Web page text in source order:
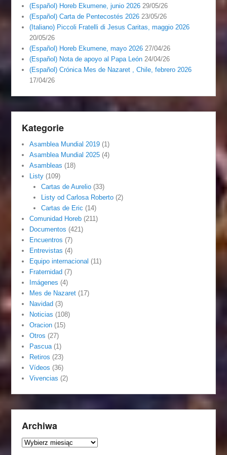
(Español) Horeb Ekumene, junio 2026 29/05/26
(Español) Carta de Pentecostés 2026 23/05/26
(Italiano) Piccoli Fratelli di Jesus Caritas, maggio 2026
20/05/26
(Español) Horeb Ekumene, mayo 2026 27/04/26
(Español) Nota de apoyo al Papa León 24/04/26
(Español) Crónica Mes de Nazaret , Chile, febrero 2026
17/04/26
Kategorie
Asamblea Mundial 2019 (1)
Asamblea Mundial 2025 (4)
Asambleas (18)
Listy (109)
Cartas de Aurelio(33)
Listy od Carlosa Roberto(2)
Cartas de Eric (14)
Comunidad Horeb (211)
Documentos (421)
Encuentros (7)
Entrevistas (4)
Equipo internacional (11)
Fraternidad (7)
Imágenes (4)
Mes de Nazaret (17)
Navidad (3)
Noticias (108)
Oracion (15)
Otros (27)
Pascua(1)
Retiros (23)
Vídeos (36)
Vivencias (2)
Archiwa
Archiwa